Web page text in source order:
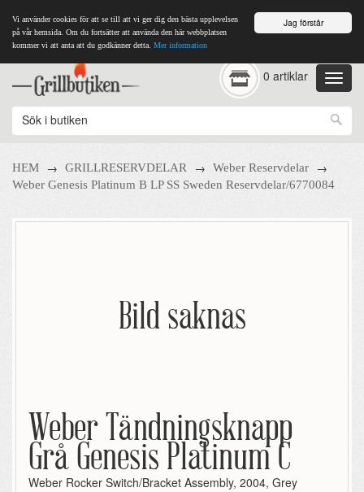
Jag förstår
Vi använder cookies för att se till att vi ger dig den bästa upplevelsen
på vår hemsida. Om du fortsätter att använda den här webbplatsen
kommer vi att anta att du godkänner detta. Mer information
0 artiklar
HEM → GRILLRESERVDELAR → Weber Reservdelar →
Weber Genesis Platinum B LP SS Sweden Reservdelar/6770084
Bild saknas
Weber Tändningsknapp
Grå Genesis Platinum C
Weber Rocker Switch/Bracket Assembly, 2004, Grey